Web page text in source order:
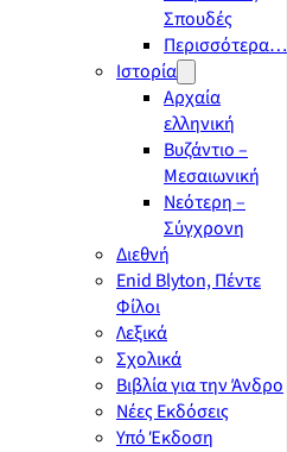
Σπουδές
Περισσότερα…
Ιστορία
Αρχαία
ελληνική
Βυζάντιο –
Μεσαιωνική
Νεότερη –
Σύγχρονη
Διεθνή
Enid Blyton, Πέντε
Φίλοι
Λεξικά
Σχολικά
Βιβλία για την Άνδρο
Νέες Εκδόσεις
Υπό Έκδοση